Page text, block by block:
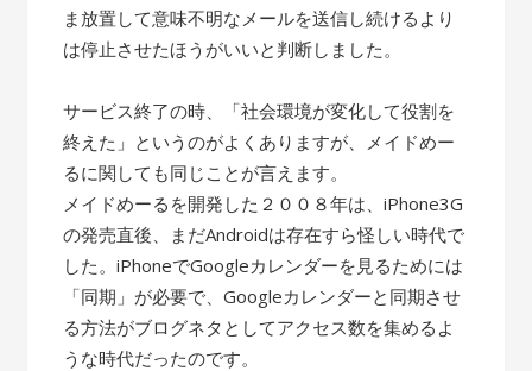
ま放置して意味不明なメールを送信し続けるより
は停止させたほうがいいと判断しました。
サービス終了の時、「社会環境が変化して役割を
終えた」というのがよくありますが、メイドめー
るに関しても同じことが言えます。
メイドめーるを開発した２００８年は、iPhone3G
の発売直後、まだAndroidは存在すら怪しい時代で
した。iPhoneでGoogleカレンダーを見るためには
「同期」が必要で、Googleカレンダーと同期させ
る方法がブログネタとしてアクセス数を集めるよ
うな時代だったのです。